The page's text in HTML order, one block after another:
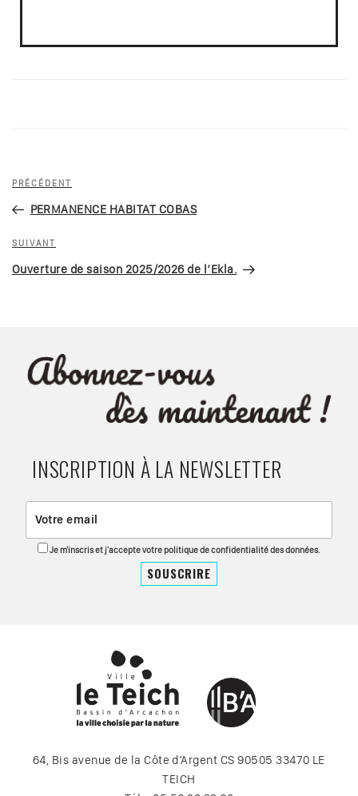
PRÉCÉDENT
PERMANENCE HABITAT COBAS
SUIVANT
Ouverture de saison 2025/2026 de l’Ekla.
INSCRIPTION À LA NEWSLETTER
Je m'inscris et j'accepte votre politique de confidentialité des données.
64, Bis avenue de la Côte d’Argent CS 90505 33470 LE
TEICH